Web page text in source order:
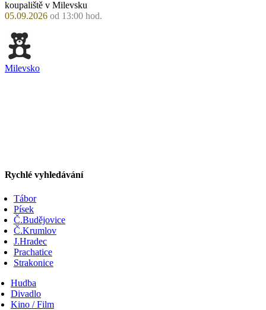
koupaliště v Milevsku
05.09.2026 od 13:00 hod.
Milevsko
Rychlé vyhledávání
Tábor
Písek
Č.Budějovice
Č.Krumlov
J.Hradec
Prachatice
Strakonice
Hudba
Divadlo
Kino / Film